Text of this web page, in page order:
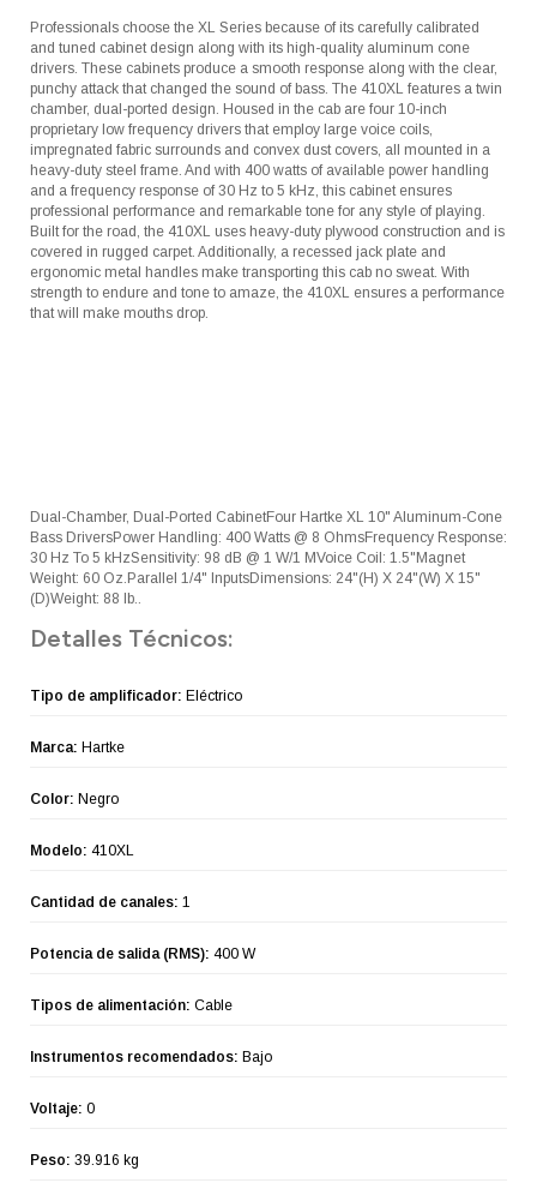
Professionals choose the XL Series because of its carefully calibrated
and tuned cabinet design along with its high-quality aluminum cone
drivers. These cabinets produce a smooth response along with the clear,
punchy attack that changed the sound of bass. The 410XL features a twin
chamber, dual-ported design. Housed in the cab are four 10-inch
proprietary low frequency drivers that employ large voice coils,
impregnated fabric surrounds and convex dust covers, all mounted in a
heavy-duty steel frame. And with 400 watts of available power handling
and a frequency response of 30 Hz to 5 kHz, this cabinet ensures
professional performance and remarkable tone for any style of playing.
Built for the road, the 410XL uses heavy-duty plywood construction and is
covered in rugged carpet. Additionally, a recessed jack plate and
ergonomic metal handles make transporting this cab no sweat. With
strength to endure and tone to amaze, the 410XL ensures a performance
that will make mouths drop.
Dual-Chamber, Dual-Ported CabinetFour Hartke XL 10" Aluminum-Cone
Bass DriversPower Handling: 400 Watts @ 8 OhmsFrequency Response:
30 Hz To 5 kHzSensitivity: 98 dB @ 1 W/1 MVoice Coil: 1.5"Magnet
Weight: 60 Oz.Parallel 1/4" InputsDimensions: 24"(H) X 24"(W) X 15"
(D)Weight: 88 lb..
Detalles Técnicos:
Tipo de amplificador: Eléctrico
Marca: Hartke
Color: Negro
Modelo: 410XL
Cantidad de canales: 1
Potencia de salida (RMS): 400 W
Tipos de alimentación: Cable
Instrumentos recomendados: Bajo
Voltaje: 0
Peso: 39.916 kg